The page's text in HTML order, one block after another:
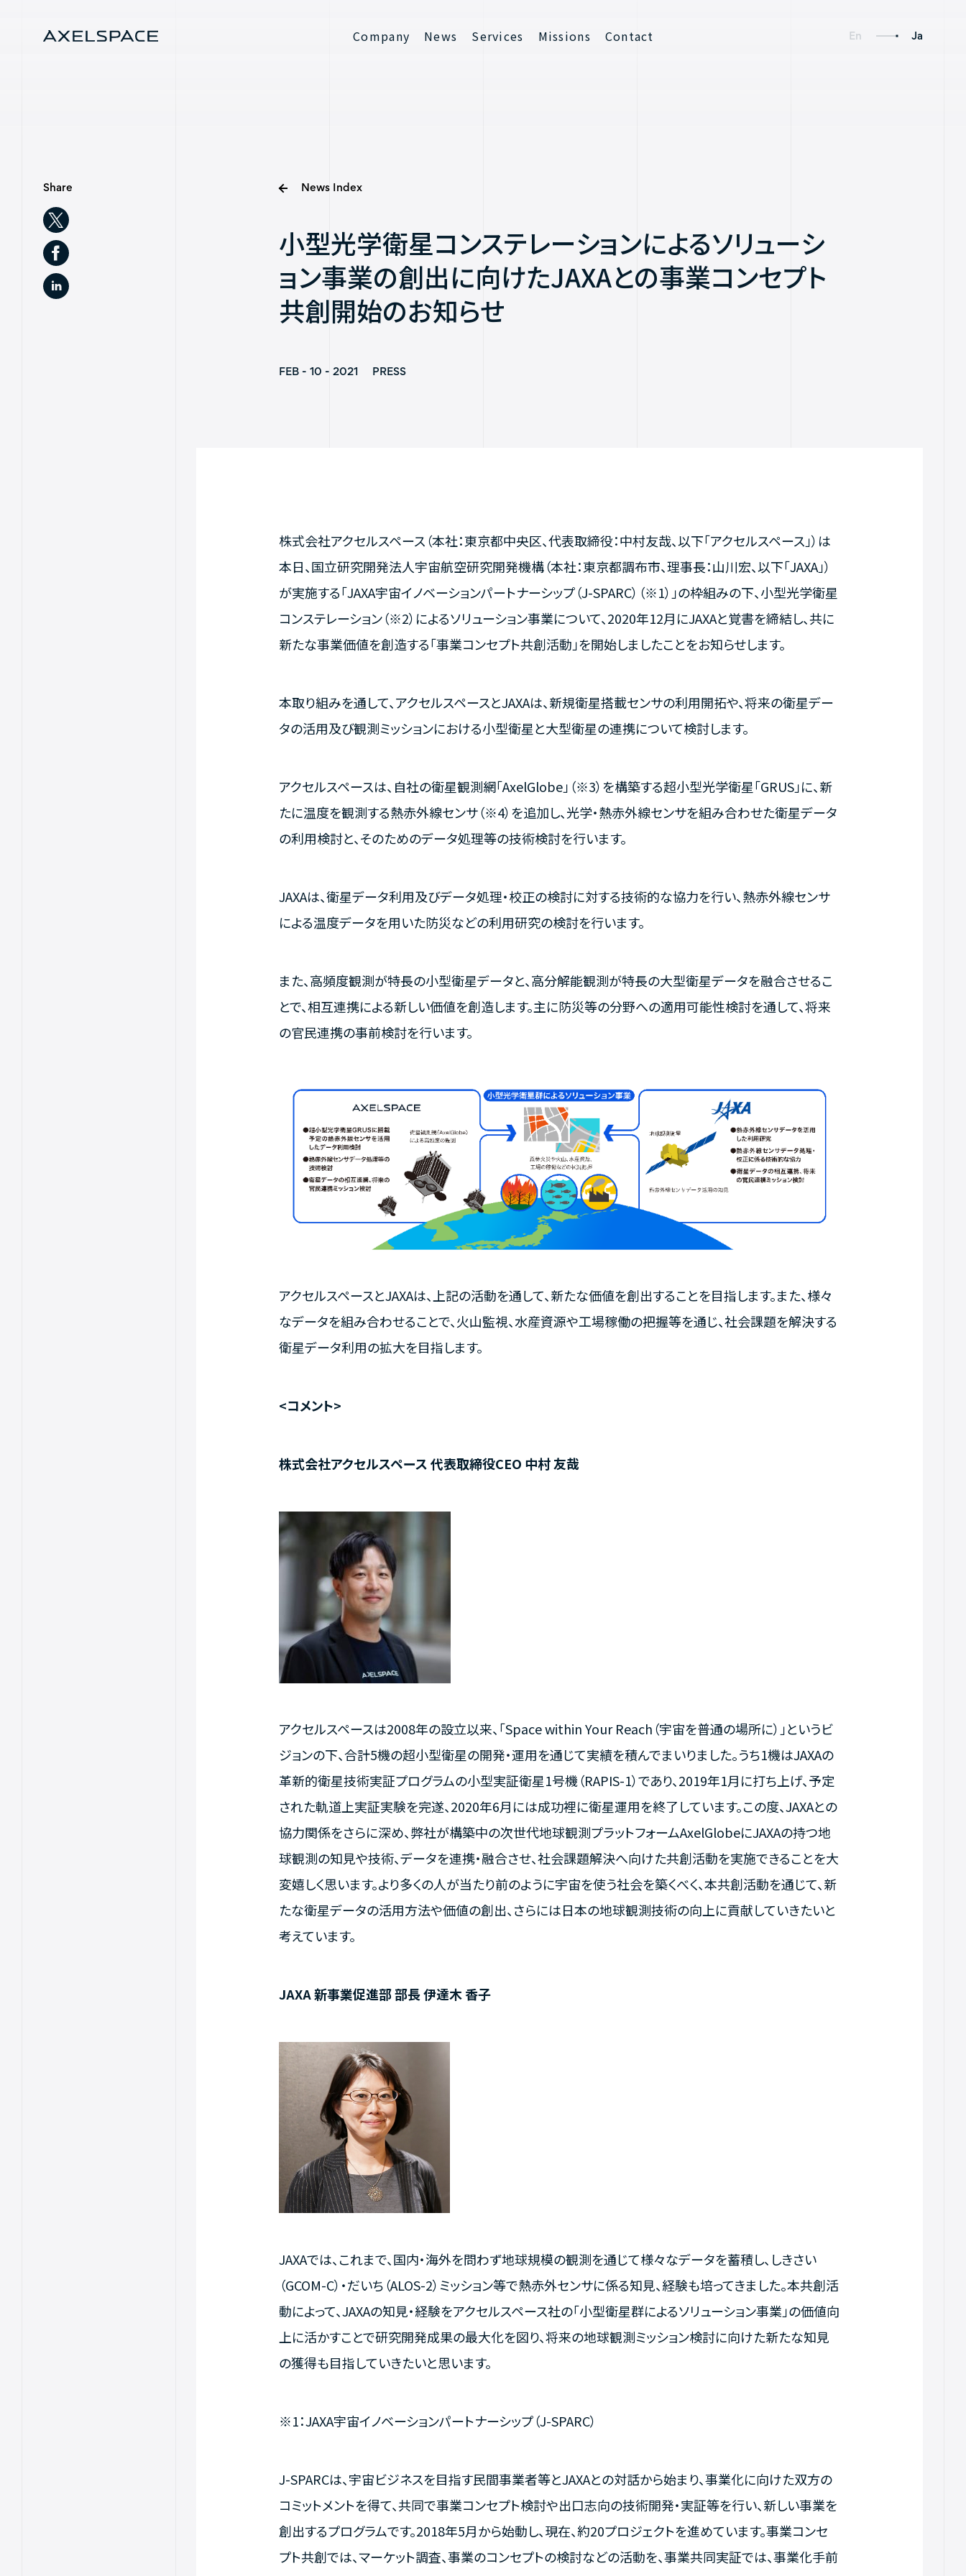
Company News Services Missions Contact En Ja
News Index
小型光学衛星コンステレーションによるソリューシ
ョン事業の創出に向けたJAXAとの事業コンセプト
共創開始のお知らせ
FEB - 10 - 2021 PRESS
株式会社アクセルスペース（本社：東京都中央区、代表取締役：中村友哉、以下「アクセルスペース」）は
本日、国立研究開発法人宇宙航空研究開発機構（本社：東京都調布市、理事長：山川宏、以下「JAXA」）
が実施する「JAXA宇宙イノベーションパートナーシップ（J-SPARC）（※1）」の枠組みの下、小型光学衛星
コンステレーション（※2）によるソリューション事業について、2020年12月にJAXAと覚書を締結し、共に
新たな事業価値を創造する「事業コンセプト共創活動」を開始しましたことをお知らせします。
本取り組みを通して、アクセルスペースとJAXAは、新規衛星搭載センサの利用開拓や、将来の衛星デー
タの活用及び観測ミッションにおける小型衛星と大型衛星の連携について検討します。
アクセルスペースは、自社の衛星観測網「AxelGlobe」（※3）を構築する超小型光学衛星「GRUS」に、新
たに温度を観測する熱赤外線センサ（※4）を追加し、光学・熱赤外線センサを組み合わせた衛星データ
の利用検討と、そのためのデータ処理等の技術検討を行います。
JAXAは、衛星データ利用及びデータ処理・校正の検討に対する技術的な協力を行い、熱赤外線センサ
による温度データを用いた防災などの利用研究の検討を行います。
また、高頻度観測が特長の小型衛星データと、高分解能観測が特長の大型衛星データを融合させるこ
とで、相互連携による新しい価値を創造します。主に防災等の分野への適用可能性検討を通して、将来
の官民連携の事前検討を行います。
アクセルスペースとJAXAは、上記の活動を通して、新たな価値を創出することを目指します。また、様々
なデータを組み合わせることで、火山監視、水産資源や工場稼働の把握等を通じ、社会課題を解決する
衛星データ利用の拡大を目指します。
<コメント>
株式会社アクセルスペース 代表取締役CEO 中村 友哉
アクセルスペースは2008年の設立以来、「Space within Your Reach（宇宙を普通の場所に）」というビ
ジョンの下、合計5機の超小型衛星の開発・運用を通じて実績を積んでまいりました。うち1機はJAXAの
革新的衛星技術実証プログラムの小型実証衛星1号機（RAPIS-1）であり、2019年1月に打ち上げ、予定
された軌道上実証実験を完遂、2020年6月には成功裡に衛星運用を終了しています。この度、JAXAとの
協力関係をさらに深め、弊社が構築中の次世代地球観測プラットフォームAxelGlobeにJAXAの持つ地
球観測の知見や技術、データを連携・融合させ、社会課題解決へ向けた共創活動を実施できることを大
変嬉しく思います。より多くの人が当たり前のように宇宙を使う社会を築くべく、本共創活動を通じて、新
たな衛星データの活用方法や価値の創出、さらには日本の地球観測技術の向上に貢献していきたいと
考えています。
JAXA 新事業促進部 部長 伊達木 香子
JAXAでは、これまで、国内・海外を問わず地球規模の観測を通じて様々なデータを蓄積し、しきさい
（GCOM-C）・だいち（ALOS-2）ミッション等で熱赤外センサに係る知見、経験も培ってきました。本共創活
動によって、JAXAの知見・経験をアクセルスペース社の「小型衛星群によるソリューション事業」の価値向
上に活かすことで研究開発成果の最大化を図り、将来の地球観測ミッション検討に向けた新たな知見
の獲得も目指していきたいと思います。
※1：JAXA宇宙イノベーションパートナーシップ（J-SPARC）
J-SPARCは、宇宙ビジネスを目指す民間事業者等とJAXAとの対話から始まり、事業化に向けた双方の
コミットメントを得て、共同で事業コンセプト検討や出口志向の技術開発・実証等を行い、新しい事業を
創出するプログラムです。2018年5月から始動し、現在、約20プロジェクトを進めています。事業コンセ
プト共創では、マーケット調査、事業のコンセプトの検討などの活動を、事業共同実証では、事業化手前
Share
News
Services
Missions
Axelspace Holdings
AxelGlobe